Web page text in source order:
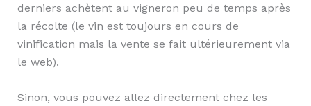
derniers achètent au vigneron peu de temps après
la récolte (le vin est toujours en cours de
vinification mais la vente se fait ultérieurement via
le web).
Sinon, vous pouvez allez directement chez les